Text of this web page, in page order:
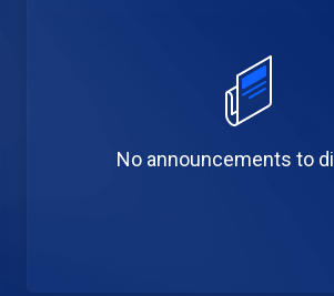
No announcements to